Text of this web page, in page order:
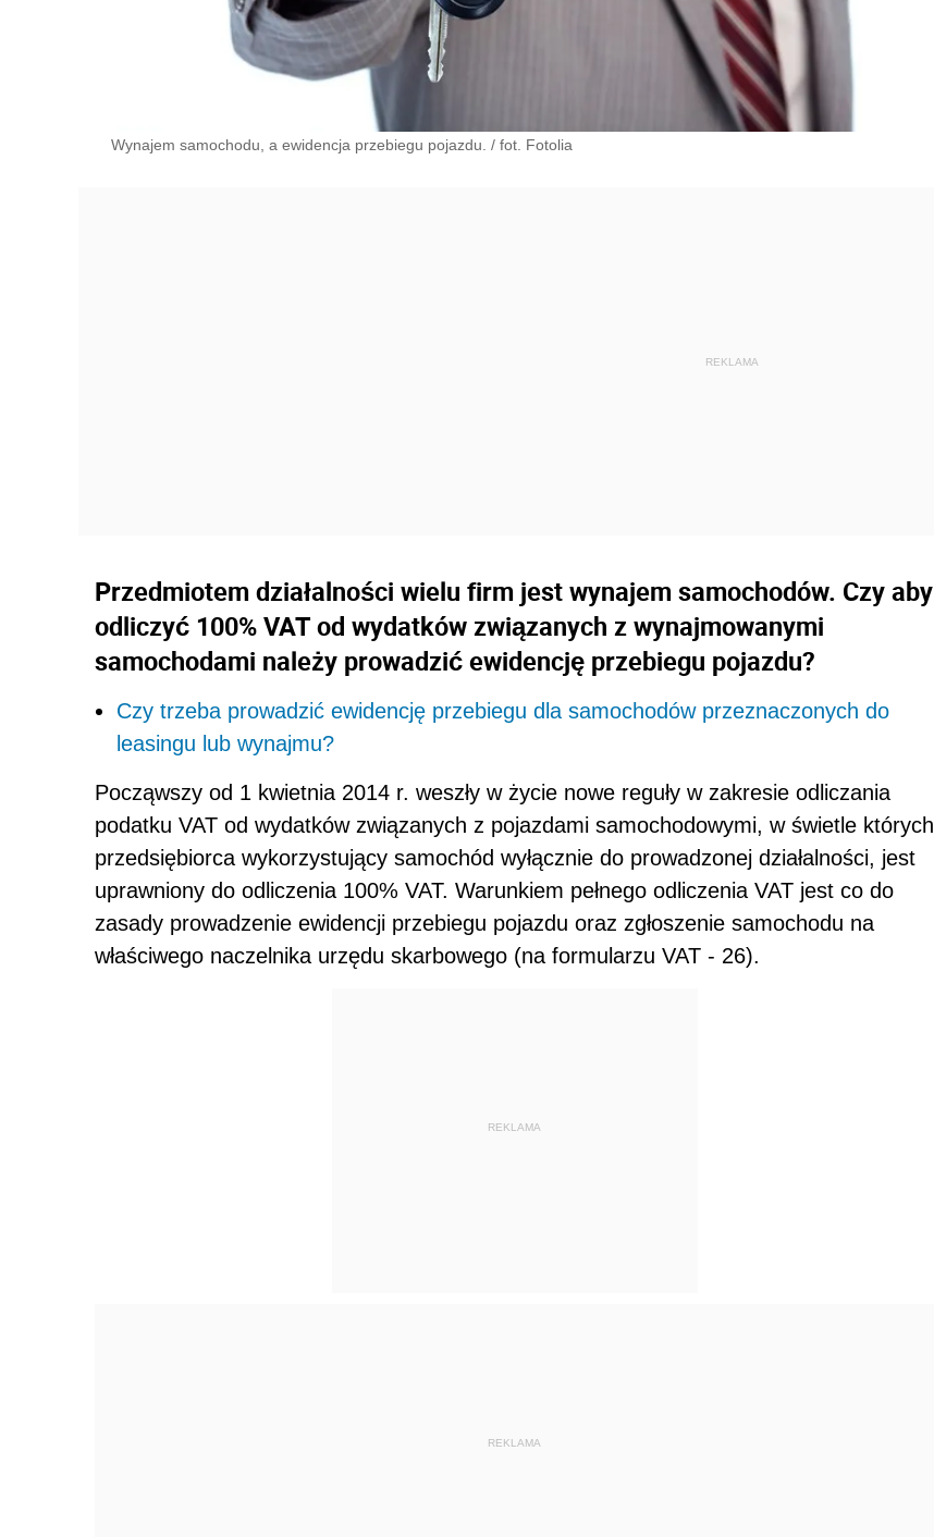
Wynajem samochodu, a ewidencja przebiegu pojazdu. / fot. Fotolia
Przedmiotem działalności wielu firm jest wynajem samochodów. Czy aby
odliczyć 100% VAT od wydatków związanych z wynajmowanymi
samochodami należy prowadzić ewidencję przebiegu pojazdu?
Czy trzeba prowadzić ewidencję przebiegu dla samochodów przeznaczonych do
leasingu lub wynajmu?
Począwszy od 1 kwietnia 2014 r. weszły w życie nowe reguły w zakresie odliczania
podatku VAT od wydatków związanych z pojazdami samochodowymi, w świetle których
przedsiębiorca wykorzystujący samochód wyłącznie do prowadzonej działalności, jest
uprawniony do odliczenia 100% VAT. Warunkiem pełnego odliczenia VAT jest co do
zasady prowadzenie ewidencji przebiegu pojazdu oraz zgłoszenie samochodu na
właściwego naczelnika urzędu skarbowego (na formularzu VAT - 26).
REKLAMA
REKLAMA